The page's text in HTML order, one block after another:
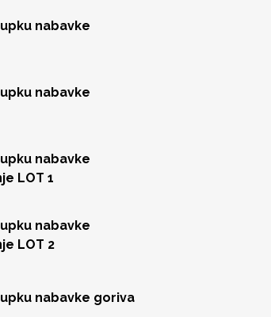
nabavke
nabavke
nabavke
LOT 1
nabavke
LOT 2
nabavke goriva